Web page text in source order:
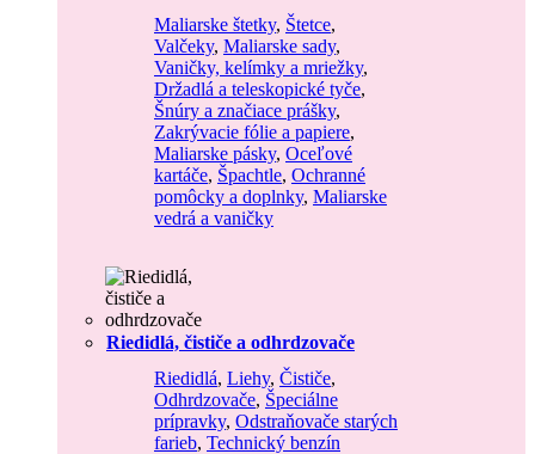
Maliarske štetky, Štetce,
Valčeky, Maliarske sady,
Vaničky, kelímky a mriežky,
Držadlá a teleskopické tyče,
Šnúry a značiace prášky,
Zakrývacie fólie a papiere,
Maliarske pásky, Oceľové
kartáče, Špachtle, Ochranné
pomôcky a doplnky, Maliarske
vedrá a vaničky
Riedidlá, čističe a odhrdzovače
Riedidlá, Liehy, Čističe,
Odhrdzovače, Špeciálne
prípravky, Odstraňovače starých
farieb, Technický benzín